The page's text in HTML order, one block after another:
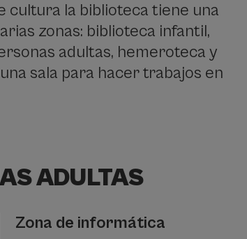
cultura la biblioteca tiene una
zonas: biblioteca infantil,
adultas, hemeroteca y
sala para hacer trabajos en
ADULTAS
Zona de informática